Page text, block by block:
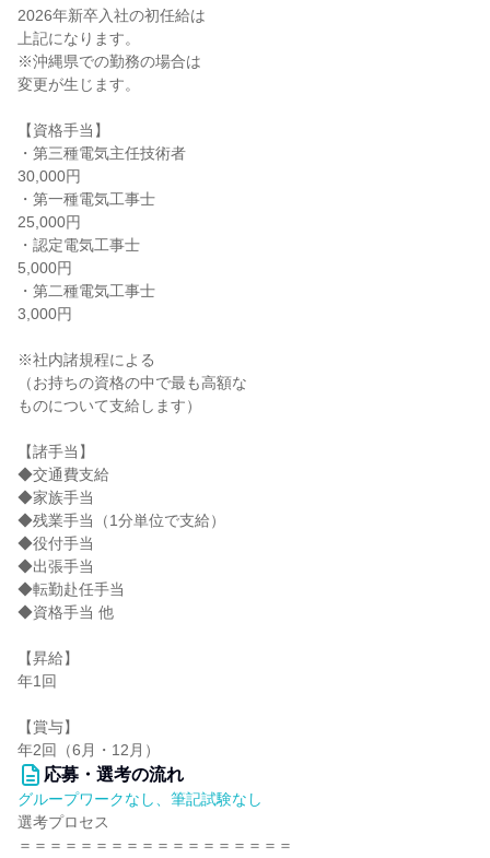
2026年新卒入社の初任給は
上記になります。
※沖縄県での勤務の場合は
変更が生じます。
【資格手当】
・第三種電気主任技術者
30,000円
・第一種電気工事士
25,000円
・認定電気工事士
5,000円
・第二種電気工事士
3,000円
※社内諸規程による
（お持ちの資格の中で最も高額な
ものについて支給します）
【諸手当】
◆交通費支給
◆家族手当
◆残業手当（1分単位で支給）
◆役付手当
◆出張手当
◆転勤赴任手当
◆資格手当 他
【昇給】
年1回
【賞与】
年2回（6月・12月）
応募・選考の流れ
グループワークなし、筆記試験なし
選考プロセス
＝＝＝＝＝＝＝＝＝＝＝＝＝＝＝＝＝＝